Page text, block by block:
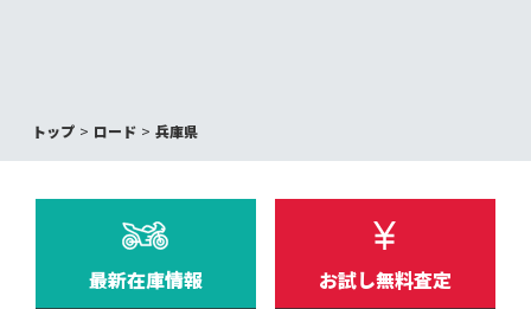
トップ ロード 兵庫県
最新在庫情報 お試し無料査定